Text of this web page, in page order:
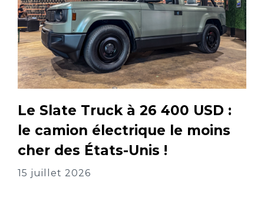
Le Slate Truck à 26 400 USD :
le camion électrique le moins
cher des États-Unis !
15 juillet 2026